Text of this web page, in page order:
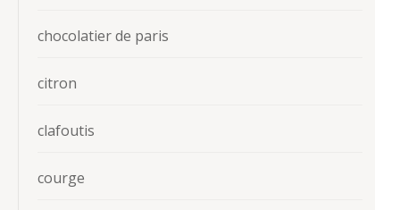
chocolatier de paris
citron
clafoutis
courge